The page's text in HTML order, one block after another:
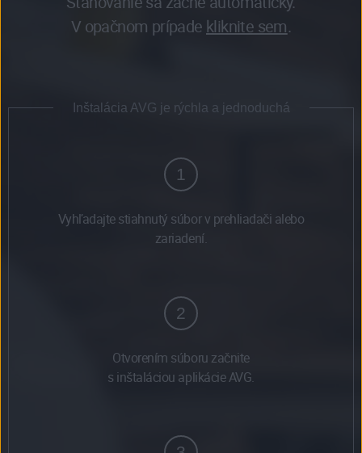
V opačnom prípade kliknite sem.
Inštalácia AVG je rýchla a jednoduchá
1
Vyhľadajte stiahnutý súbor v prehliadači alebo
zariadení.
2
Otvorením súboru začnite
s inštaláciou aplikácie AVG.